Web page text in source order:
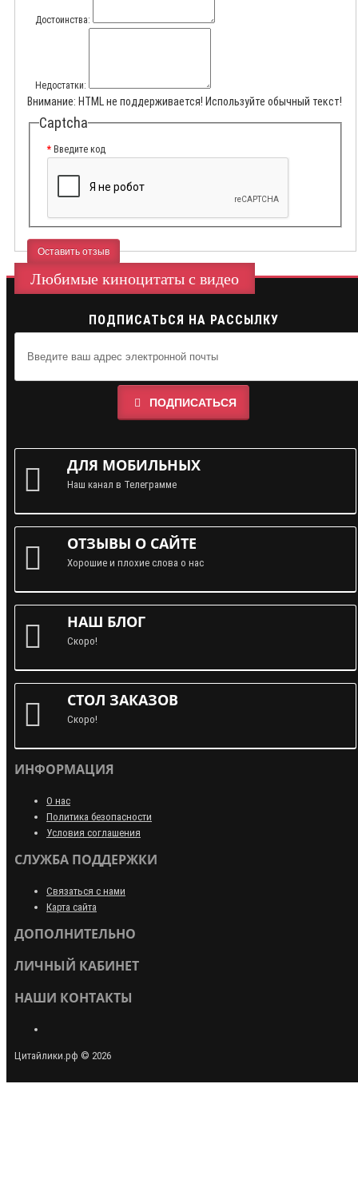
Достоинства:
Недостатки:
Внимание: HTML не поддерживается! Используйте обычный текст!
Captcha
Введите код
Оставить отзыв
Любимые киноцитаты с видео
ПОДПИСАТЬСЯ НА РАССЫЛКУ
ПОДПИСАТЬСЯ
ДЛЯ МОБИЛЬНЫХ
Наш канал в Телеграмме
ОТЗЫВЫ О САЙТЕ
Хорошие и плохие слова о нас
НАШ БЛОГ
Скоро!
СТОЛ ЗАКАЗОВ
Скоро!
ИНФОРМАЦИЯ
О нас
Политика безопасности
Условия соглашения
СЛУЖБА ПОДДЕРЖКИ
Связаться с нами
Карта сайта
ДОПОЛНИТЕЛЬНО
ЛИЧНЫЙ КАБИНЕТ
НАШИ КОНТАКТЫ
Цитайлики.рф © 2026